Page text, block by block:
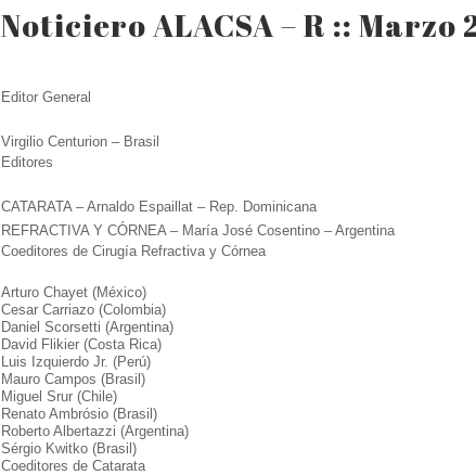
Noticiero ALACSA – R :: Marzo
Editor General
Virgilio Centurion – Brasil
Editores
CATARATA – Arnaldo Espaillat – Rep. Dominicana
REFRACTIVA Y CÓRNEA – María José Cosentino – Argentina
Coeditores de Cirugía Refractiva y Córnea
Arturo Chayet (México)
Cesar Carriazo (Colombia)
Daniel Scorsetti (Argentina)
David Flikier (Costa Rica)
Luis Izquierdo Jr. (Perú)
Mauro Campos (Brasil)
Miguel Srur (Chile)
Renato Ambrósio (Brasil)
Roberto Albertazzi (Argentina)
Sérgio Kwitko (Brasil)
Coeditores de Catarata